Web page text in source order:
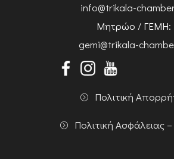
info@trikala-
Μητρώο / ΓΕΜΗ:
gemi@trikala-
Πολιτική
Πολιτική Ασφάλειας